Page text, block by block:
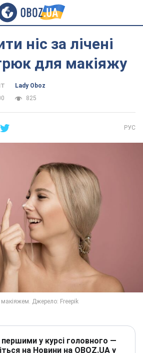
ніс за лічені
для макіяжу
Lady Oboz
825
РУС
у курсі головного —
на Новини на OBOZ.UA у